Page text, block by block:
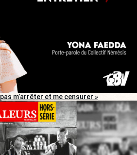
m’arrêter et me censurer »